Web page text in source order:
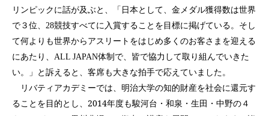
リンピックに話が及ぶと、「日本として、金メダル獲得数は世界
で３位、
28競技すべてに入賞することを目標に掲げている。そし
て何よりも世界からアスリートをはじめ多くのお客さまを迎える
にあたり、
ALL JAPAN体制で、皆で協力して取り組んでいきた
い。」と訴えると、客席も大きな拍手で応えていました。
リバティアカデミーでは、明治大学の知的財産を社会に還元す
ることを目的とし、 2014年度も駿河台・和泉・生田・中野の４